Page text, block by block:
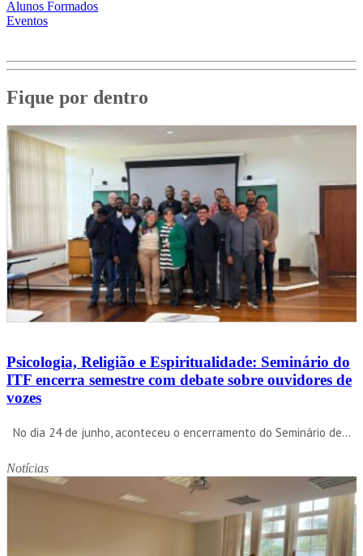
Alunos Formados
Eventos
Fique por dentro
Psicologia, Religião e Espiritualidade: Seminário do
ITF encerra semestre com debate sobre ouvidores de
vozes
No dia 24 de junho, aconteceu o encerramento do Seminário de...
Notícias